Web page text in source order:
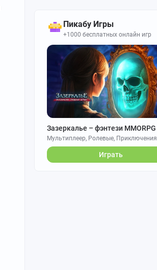
Пикабу Игры
+1000 бесплатных онлайн игр
Зазеркалье – фэнтези MMORPG
Мультиплеер, Ролевые, Приключения
Играть